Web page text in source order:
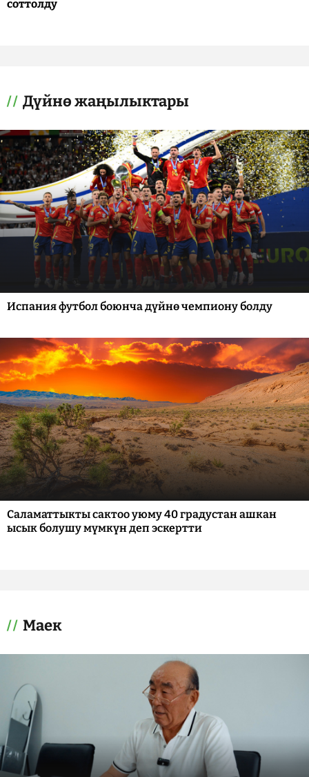
соттолду
Дүйнө жаңылыктары
Испания футбол боюнча дүйнө чемпиону болду
Саламаттыкты сактоо уюму 40 градустан ашкан
ысык болушу мүмкүн деп эскертти
Маек